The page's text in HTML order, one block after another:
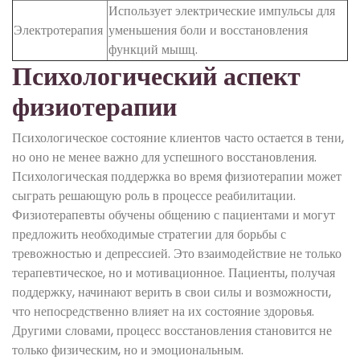
Электротерапия
Использует электрические импульсы для
уменьшения боли и восстановления
функций мышц.
Психологический аспект
физиотерапии
Психологическое состояние клиентов часто остается в тени,
но оно не менее важно для успешного восстановления.
Психологическая поддержка во время физиотерапии может
сыграть решающую роль в процессе реабилитации.
Физиотерапевты обучены общению с пациентами и могут
предложить необходимые стратегии для борьбы с
тревожностью и депрессией. Это взаимодействие не только
терапевтическое, но и мотивационное. Пациенты, получая
поддержку, начинают верить в свои силы и возможности,
что непосредственно влияет на их состояние здоровья.
Другими словами, процесс восстановления становится не
только физическим, но и эмоциональным.